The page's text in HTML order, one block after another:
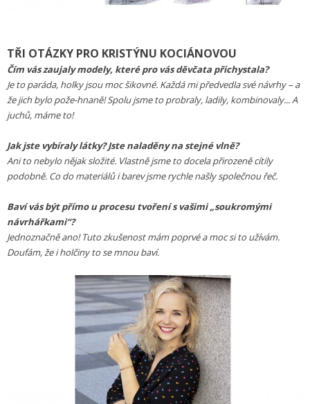
TŘI OTÁZKY PRO KRISTÝNU KOCIÁNOVOU
Čím vás zaujaly modely, které pro vás děvčata přichystala?
Je to paráda, holky jsou moc šikovné. Každá mi předvedla své návrhy – a
že jich bylo pože-hnaně! Spolu jsme to probraly, ladily, kombinovaly... A
juchů, máme to!
Jak jste vybíraly látky? Jste naladěny na stejné vlně?
Ani to nebylo nějak složité. Vlastně jsme to docela přirozeně cítily
podobně. Co do materiálů i barev jsme rychle našly společnou řeč.
Baví vás být přímo u procesu tvoření s vašimi „soukromými
návrhářkami“?
Jednoznačně ano! Tuto zkušenost mám poprvé a moc si to užívám.
Doufám, že i holčiny to se mnou baví.